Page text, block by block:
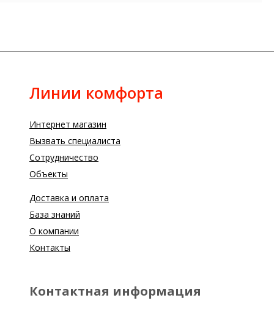
Линии комфорта
Интернет магазин
Вызвать специалиста
Сотрудничество
Объекты
Доставка и оплата
База знаний
О компании
Контакты
Контактная информация